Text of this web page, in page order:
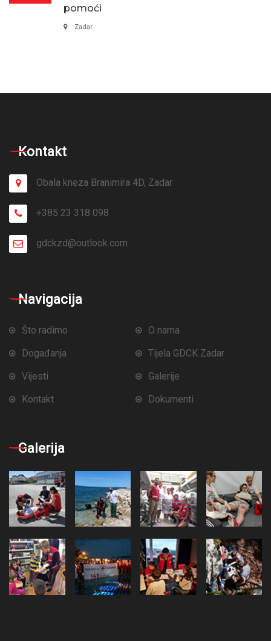
pomoći
Zadar
Kontakt
Obala kneza Branimira 4D, Zadar
+385 23 318 098
gdckzd@outlook.com
Navigacija
Što radimo
O nama
Događanja
Tijela GDCK Zadar
Vijesti
Galerije
Kontakt
Dokumenti
Galerija